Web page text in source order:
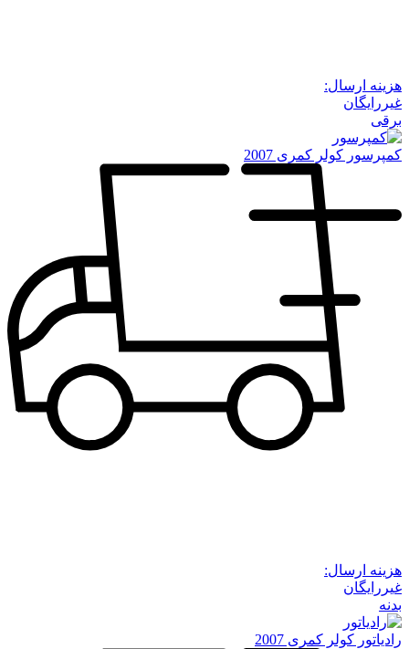
هزینه ارسال:
غیررایگان
برقی
کمپرسور کولر کمری 2007
هزینه ارسال:
غیررایگان
بدنه
رادیاتور کولر کمری 2007